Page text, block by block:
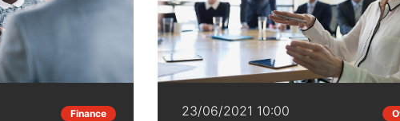
Finance 23/06/2021 10:00